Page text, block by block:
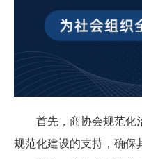
首先，商协会规范化治
规范化建设的支持，确保